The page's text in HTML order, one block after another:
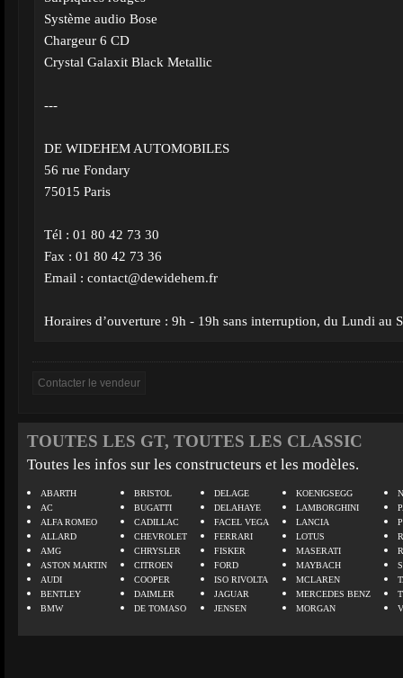
Système audio Bose
Chargeur 6 CD
Crystal Galaxit Black Metallic
---
DE WIDEHEM AUTOMOBILES
56 rue Fondary
75015 Paris
Tél : 01 80 42 73 30
Fax : 01 80 42 73 36
Email : contact@dewidehem.fr
Horaires d’ouverture : 9h - 19h sans interruption, du Lundi au
TOUTES LES GT, TOUTES LES CLASSIC
Toutes les infos sur les constructeurs et les modèles.
ABARTH
AC
ALFA ROMEO
ALLARD
AMG
ASTON MARTIN
AUDI
BENTLEY
BMW
BRISTOL
BUGATTI
CADILLAC
CHEVROLET
CHRYSLER
CITROEN
COOPER
DAIMLER
DE TOMASO
DELAGE
DELAHAYE
FACEL VEGA
FERRARI
FISKER
FORD
ISO RIVOLTA
JAGUAR
JENSEN
KOENIGSEGG
LAMBORGHINI
LANCIA
LOTUS
MASERATI
MAYBACH
MCLAREN
MERCEDES BENZ
MORGAN